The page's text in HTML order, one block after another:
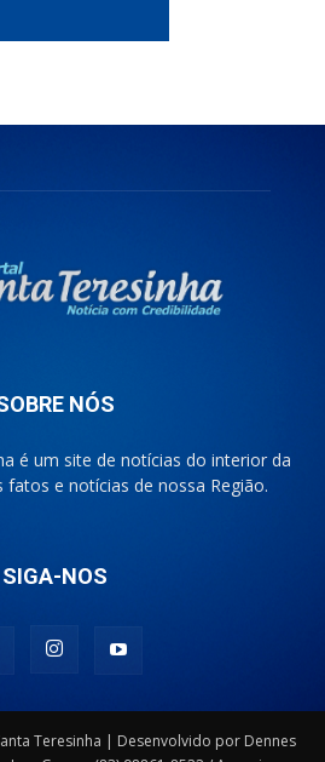
NÓS
é um site de notícias do interior da
fatos e notícias de nossa Região.
SIGA-NOS
Teresinha | Desenvolvido por Dennes